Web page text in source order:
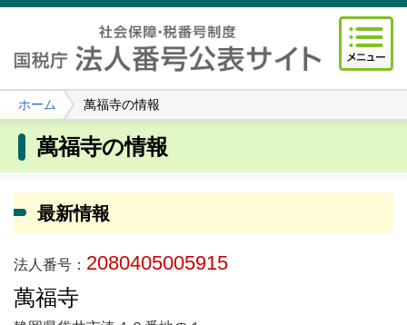
ホーム 萬福寺の情報
萬福寺の情報
最新情報
法人番号： 2080405005915
萬福寺